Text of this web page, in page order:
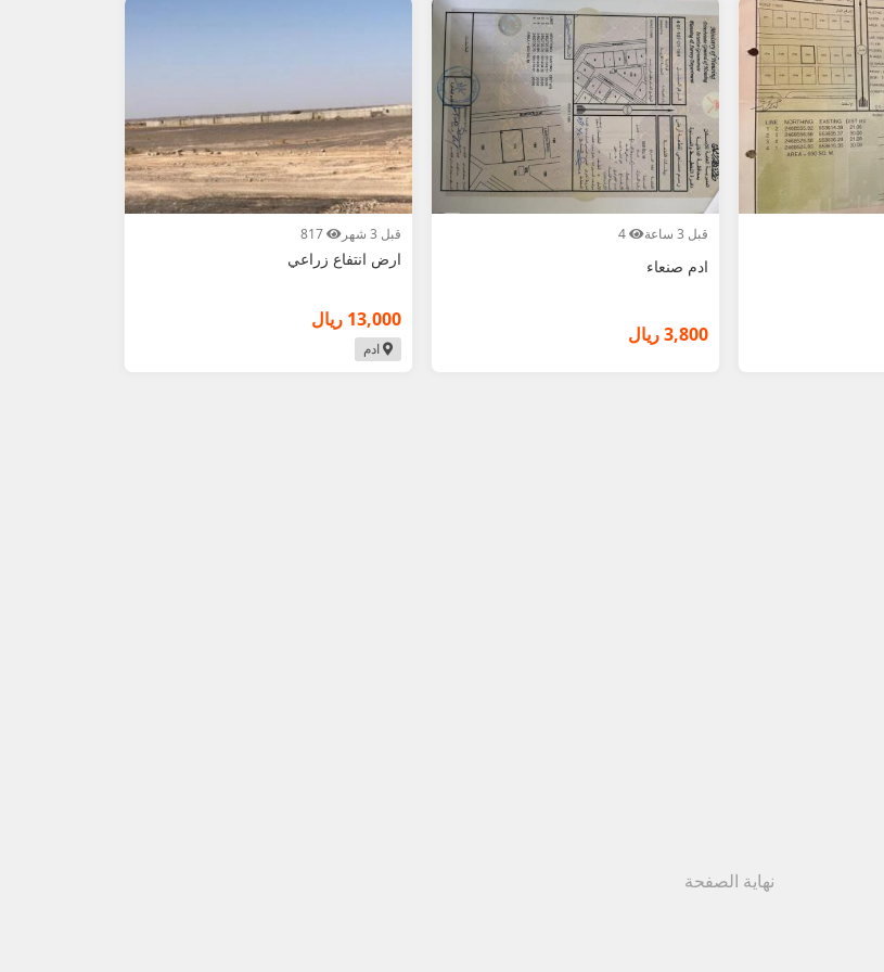
قبل 3 ساعة
ادم صنعاء
3,800 ريال
قبل 3 شهر
ارض انتفاع زراعي
13,000 ريال
ادم
نهاية الصفحة